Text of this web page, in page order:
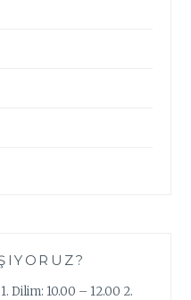
Dilim: 10.00 – 12.00 2.